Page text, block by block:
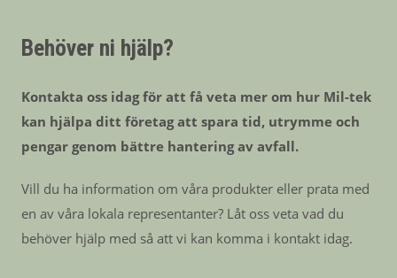
Behöver ni hjälp?
Kontakta oss idag för att få veta mer om hur Mil-tek
kan hjälpa ditt företag att spara tid, utrymme och
pengar genom bättre hantering av avfall.
Vill du ha information om våra produkter eller prata med
en av våra lokala representanter? Låt oss veta vad du
behöver hjälp med så att vi kan komma i kontakt idag.